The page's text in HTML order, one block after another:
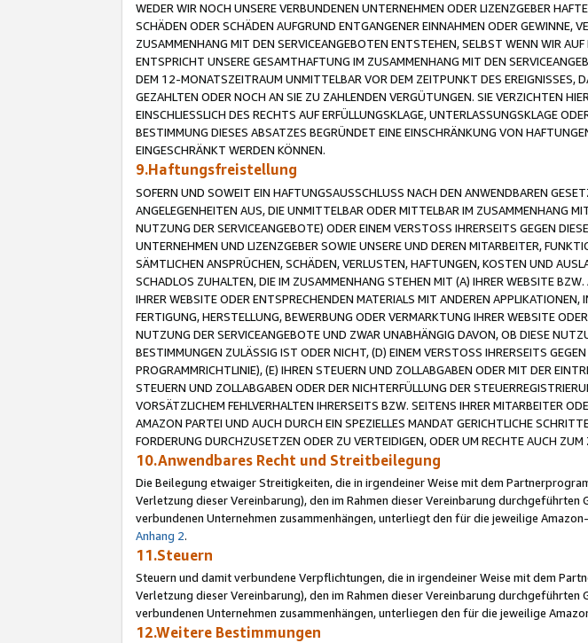
WEDER WIR NOCH UNSERE VERBUNDENEN UNTERNEHMEN ODER LIZENZGEBER
SCHÄDEN ODER SCHÄDEN AUFGRUND ENTGANGENER EINNAHMEN ODER GEWINNE,
ZUSAMMENHANG MIT DEN SERVICEANGEBOTEN ENTSTEHEN, SELBST WENN WIR
ENTSPRICHT UNSERE GESAMTHAFTUNG IM ZUSAMMENHANG MIT DEN
DEM 12-MONATSZEITRAUM UNMITTELBAR VOR DEM ZEITPUNKT DES EREIGNISSES,
GEZAHLTEN ODER NOCH AN SIE ZU ZAHLENDEN VERGÜTUNGEN. SIE VERZICHTEN
EINSCHLIESSLICH DES RECHTS AUF ERFÜLLUNGSKLAGE, UNTERLASSUNGSKLAGE
BESTIMMUNG DIESES ABSATZES BEGRÜNDET EINE EINSCHRÄNKUNG VON
EINGESCHRÄNKT WERDEN KÖNNEN.
9.Haftungsfreistellung
SOFERN UND SOWEIT EIN HAFTUNGSAUSSCHLUSS NACH DEN ANWENDBAREN
ANGELEGENHEITEN AUS, DIE UNMITTELBAR ODER MITTELBAR IM ZUSAMMENHANG
NUTZUNG DER SERVICEANGEBOTE) ODER EINEM VERSTOSS IHRERSEITS GEGEN
UNTERNEHMEN UND LIZENZGEBER SOWIE UNSERE UND DEREN MITARBEITER,
SÄMTLICHEN ANSPRÜCHEN, SCHÄDEN, VERLUSTEN, HAFTUNGEN, KOSTEN UND
SCHADLOS ZUHALTEN, DIE IM ZUSAMMENHANG STEHEN MIT (A) IHRER WEBSITE
IHRER WEBSITE ODER ENTSPRECHENDEN MATERIALS MIT ANDEREN
FERTIGUNG, HERSTELLUNG, BEWERBUNG ODER VERMARKTUNG IHRER WEBSITE
NUTZUNG DER SERVICEANGEBOTE UND ZWAR UNABHÄNGIG DAVON, OB DIESE
BESTIMMUNGEN ZULÄSSIG IST ODER NICHT, (D) EINEM VERSTOSS IHRERSEITS
PROGRAMMRICHTLINIE), (E) IHREN STEUERN UND ZOLLABGABEN ODER MIT DER
STEUERN UND ZOLLABGABEN ODER DER NICHTERFÜLLUNG DER
VORSÄTZLICHEM FEHLVERHALTEN IHRERSEITS BZW. SEITENS IHRER MITARBEITER
AMAZON PARTEI UND AUCH DURCH EIN SPEZIELLES MANDAT GERICHTLICHE
FORDERUNG DURCHZUSETZEN ODER ZU VERTEIDIGEN, ODER UM RECHTE AUCH
10.Anwendbares Recht und Streitbeilegung
Die Beilegung etwaiger Streitigkeiten, die in irgendeiner Weise mit dem
Verletzung dieser Vereinbarung), den im Rahmen dieser Vereinbarung
verbundenen Unternehmen zusammenhängen, unterliegt den für die jeweilige
Anhang 2.
11.Steuern
Steuern und damit verbundene Verpflichtungen, die in irgendeiner Weise mit dem
Verletzung dieser Vereinbarung), den im Rahmen dieser Vereinbarung
verbundenen Unternehmen zusammenhängen, unterliegen den für die jeweilige
12.Weitere Bestimmungen